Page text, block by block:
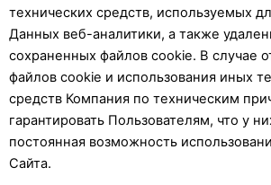
технических средств, используемых
Данных веб-аналитики, а также
сохраненных файлов cookie. В случае
файлов cookie и использования иных
средств Компания по техническим
гарантировать Пользователям, что у
постоянная возможность
Сайта.